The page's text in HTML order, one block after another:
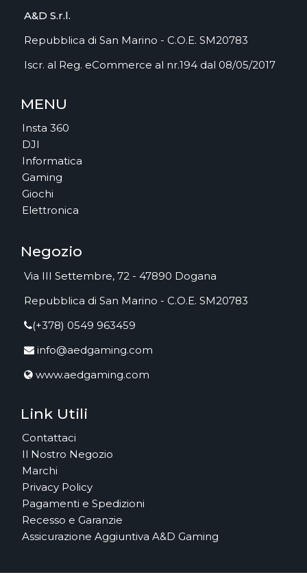
A&D S.r.l.
Repubblica di San Marino - C.O.E. SM20783
Iscr. al Reg. eCommerce al nr.194 dal 08/05/2017
MENU
Insta 360
DJI
Informatica
Gaming
Giochi
Elettronica
Negozio
Via III Settembre, 72 - 47890 Dogana
Repubblica di San Marino - C.O.E. SM20783
(+378) 0549 963459
info@aedgaming.com
www.aedgaming.com
Link Utili
Contattaci
Il Nostro Negozio
Marchi
Privacy Policy
Pagamenti e Spedizioni
Recesso e Garanzie
Assicurazione Aggiuntiva A&D Gaming